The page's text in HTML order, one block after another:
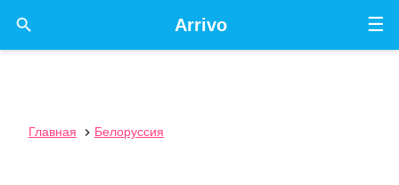
☰
Arrivo

Главная  Белоруссия